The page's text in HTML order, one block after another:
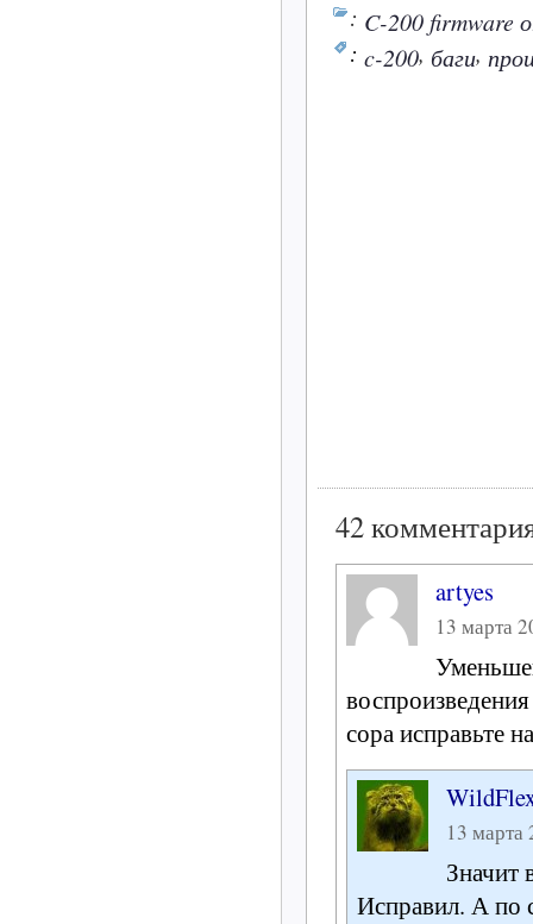
: C-200 firmware
: c-200, баги,
42
artyes
13 марта
воспроизведения
сора исправьте
13 марта
Значит
Исправил. А по